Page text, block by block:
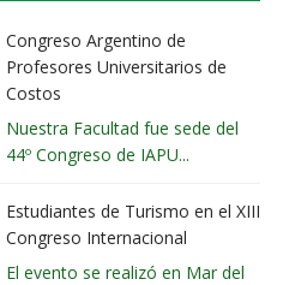
Congreso Argentino de
Profesores Universitarios de
Costos
Nuestra Facultad fue sede del
44º Congreso de IAPU...
Estudiantes de Turismo en el XIII
Congreso Internacional
El evento se realizó en Mar del